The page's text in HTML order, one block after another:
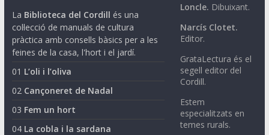
La Biblioteca del Cordill és una
col·lecció de manuals de cultura
pràctica amb consells bàsics per a les
feines de la casa, l'hort i el jardí.
01 L’oli i l’oliva
02 Cançoneret de Nadal
03 Fem un hort
04 La cobla i la sardana
Loncle. Dibuixant.
Narcís Clotet.
Editor.
GrataLectura és el
segell editor del
Cordill.
Estem
especialitzats en
temes rurals.